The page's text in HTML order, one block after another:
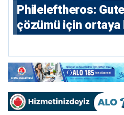
Phileleftheros:
çözümü için ortaya